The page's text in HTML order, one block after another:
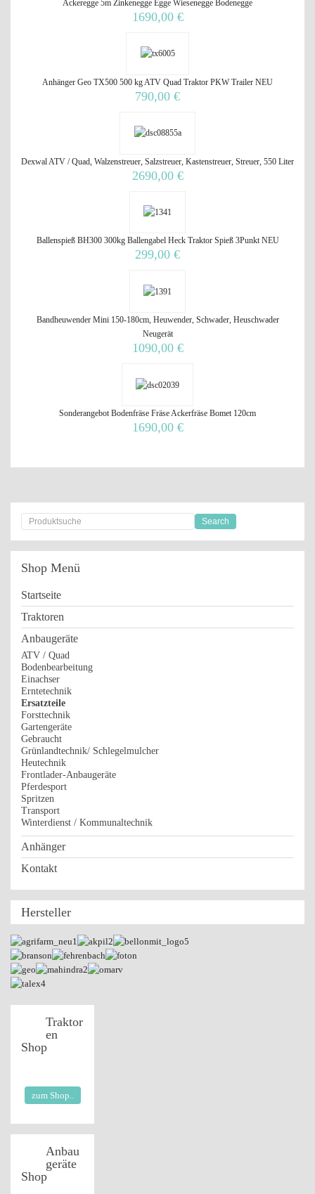
Ackeregge 5m Zinkenegge Egge Wiesenegge Bodenegge
1690,00 €
Anhänger Geo TX500 500 kg ATV Quad Traktor PKW Trailer NEU
790,00 €
Dexwal ATV / Quad, Walzenstreuer, Salzstreuer, Kastenstreuer, Streuer, 550 Liter
2690,00 €
Ballenspieß BH300 300kg Ballengabel Heck Traktor Spieß 3Punkt NEU
299,00 €
Bandheuwender Mini 150-180cm, Heuwender, Schwader, Heuschwader
Neugerät
1090,00 €
Sonderangebot Bodenfräse Fräse Ackerfräse Bomet 120cm
1690,00 €
Shop Menü
Startseite
Traktoren
Anbaugeräte
ATV / Quad
Bodenbearbeitung
Einachser
Erntetechnik
Ersatzteile
Forsttechnik
Gartengeräte
Gebraucht
Grünlandtechnik/ Schlegelmulcher
Heutechnik
Frontlader-Anbaugeräte
Pferdesport
Spritzen
Transport
Winterdienst / Kommunaltechnik
Anhänger
Kontakt
Hersteller
Traktor
en
Shop
zum Shop..
Anbau
geräte
Shop